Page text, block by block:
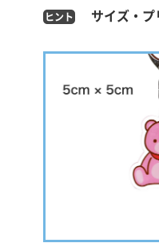
ヒント サイズ・プ